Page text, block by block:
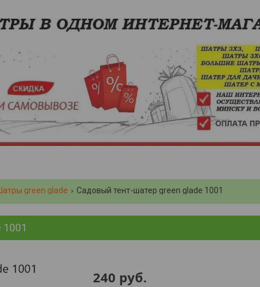
green glade Садовый тент-шатер green glade 1001
1001
240 руб.